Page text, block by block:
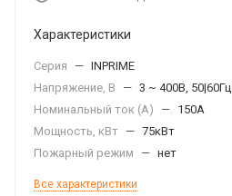
Характеристики
Серия — INPRIME
Напряжение, В
— 3 ~ 400В, 50|60Гц
Номинальный ток (А)
— 150А
Мощность, кВт — 75кВт
Пожарный режим
— нет
Все характеристики